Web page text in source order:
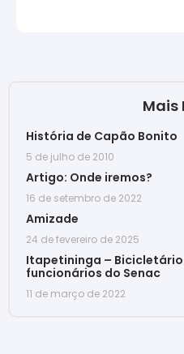
Mais
História de Capão Bonito
5 de julho de 2010
Artigo: Onde iremos?
16 de setembro de 2022
Amizade
24 de fevereiro de 2025
Itapetininga –
funcionários do Senac
11 de março de 2022